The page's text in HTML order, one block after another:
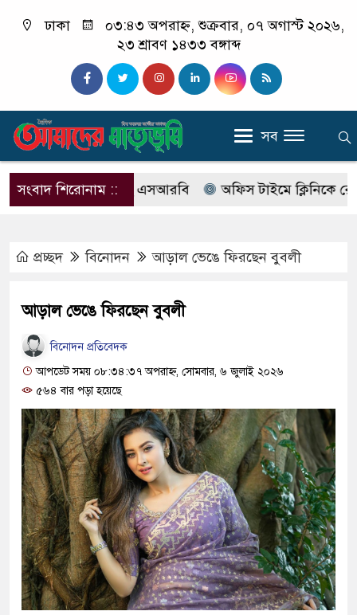
ঢাকা
০৩:৪৩ অপরাহ্ন, শুক্রবার, ০৭ অগাস্ট ২০২৬,
২৩ শ্রাবণ ১৪৩৩ বঙ্গাব্দ
সব
সংবাদ শিরোনাম ::
নাম বদলে আসছে এসআরবি অফিস টাইমে ক্লিনিকে রোগী
প্রচ্ছদ বিনোদন আড়াল ভেঙে ফিরছেন বুবলী
আড়াল ভেঙে ফিরছেন বুবলী
বিনোদন প্রতিবেদক
আপডেট সময় ০৮:৩৪:৩৭ অপরাহ্ন, সোমবার, ৬ জুলাই ২০২৬
৫৬৪ বার পড়া হয়েছে